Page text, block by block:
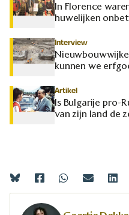
In Florence
huwelijken
Interview
kunnen we
Artikel
Is Bulgarije pro-
van zijn land de